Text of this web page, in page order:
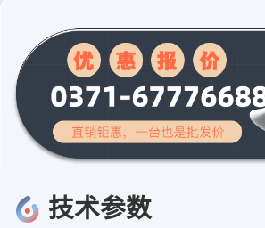
技术参数